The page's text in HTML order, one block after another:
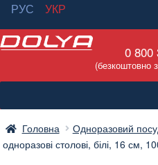
РУС
УКР
Перейти
навігації
Перейти
вмісту
0 800
(безкоштовно
Головна Одноразовий
одноразові столові, білі, 16 см,